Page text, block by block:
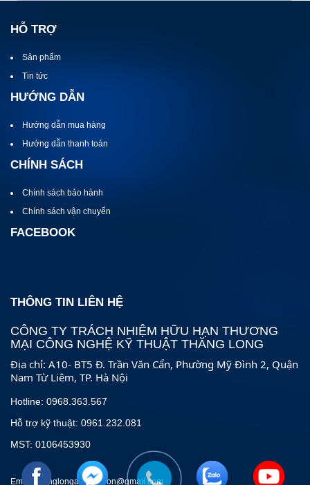
HỖ TRỢ
Sản phẩm
Tin tức
HƯỚNG DẪN
Hướng dẫn mua hàng
Hướng dẫn thanh toán
CHÍNH SÁCH
Chính sách bảo hành
Chính sách vận chuyển
FACEBOOK
THÔNG TIN LIÊN HỆ
CÔNG TY TRÁCH NHIỆM HỮU HẠN THƯƠNG
MẠI CÔNG NGHỆ KỸ THUẬT THĂNG LONG
Địa chỉ: A10- BT5 Đ. Trần Văn Cẩn, Phường Mỹ Đình 2, Quận
Nam Từ Liêm, TP. Hà Nội
Hotline: 0968.363.567
Hỗ trợ kỹ thuật: 0961.232.081
MST: 0106453930
Email: thanglongautomation@gmail.com